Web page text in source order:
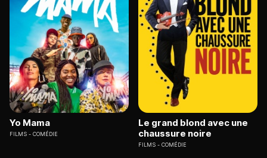
Yo Mama
FILMS COMÉDIE
Le grand blond avec une
chaussure noire
FILMS COMÉDIE